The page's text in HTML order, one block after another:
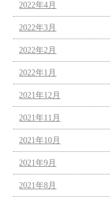
2022年4月
2022年3月
2022年2月
2022年1月
2021年12月
2021年11月
2021年10月
2021年9月
2021年8月